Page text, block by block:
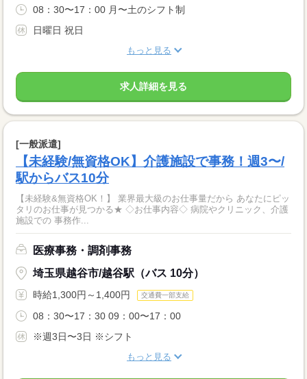
08：30〜17：00 月〜土のシフト制
日曜日 祝日
もっと見る
求人詳細を見る
[一般派遣]
【未経験/無資格OK】介護施設で事務！週3〜/
駅からバス10分
【未経験&無資格OK！】 業界最大級のお仕事量だから あなたにピッ
タリのお仕事が見つかる★ ◇お仕事内容◇ 病院やクリニック、介護
施設での 事務作...
医療事務・調剤事務
埼玉県越谷市/越谷駅（バス 10分）
時給1,300円～1,400円 交通費一部支給
08：30〜17：30 09：00〜17：00
※週3日〜3日 ※シフト
もっと見る